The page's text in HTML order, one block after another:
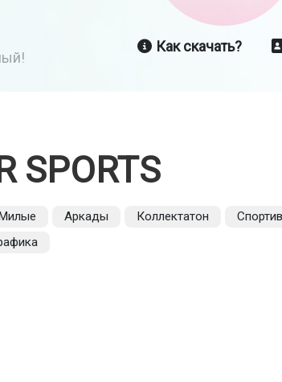
Как скачать?
SPORTS
Аркады Коллектатон